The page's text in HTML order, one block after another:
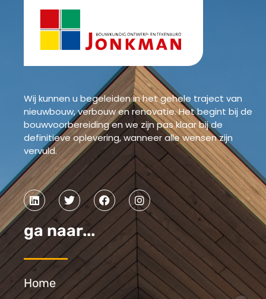
Wij kunnen u begeleiden in het gehele traject van
nieuwbouw, verbouw en renovatie. Het begint bij de
bouwvoorbereiding en we zijn pas klaar bij de
definitieve oplevering, wanneer alle wensen zijn
vervuld.
ga naar...
Home